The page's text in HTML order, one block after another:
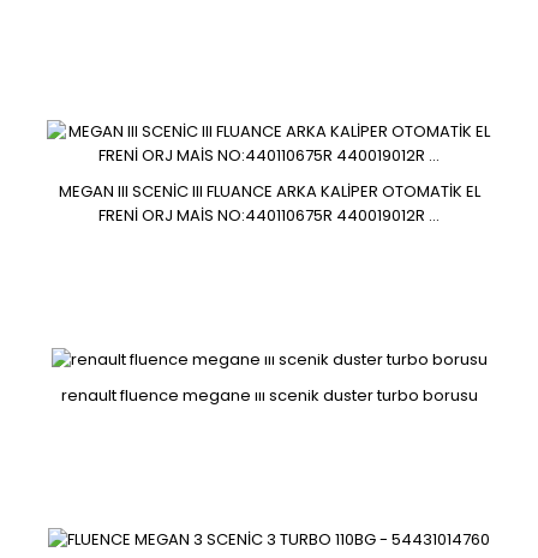
MEGAN III SCENİC III FLUANCE ARKA KALİPER OTOMATİK EL
FRENİ ORJ MAİS NO:440110675R 440019012R ...
renault fluence megane ııı scenik duster turbo borusu